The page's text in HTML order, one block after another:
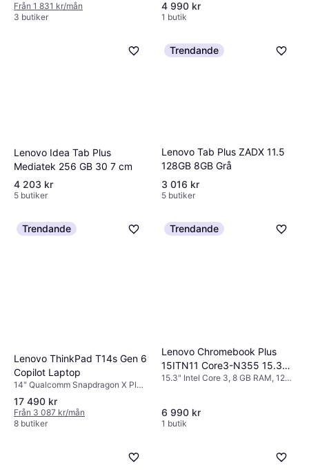
Från 1 831 kr/mån
3 butiker
4 990 kr
1 butik
Lenovo Idea Tab Plus
Mediatek 256 GB 30 7 cm
4 203 kr
5 butiker
Trendande
Lenovo Tab Plus ZADX 11.5
128GB 8GB Grå
3 016 kr
5 butiker
Trendande
Lenovo ThinkPad T14s Gen 6
Copilot Laptop
14" Qualcomm Snapdragon X Plus,
3.4 GHz, 16 GB RAM, 512 GB SSD
17 490 kr
Från 3 087 kr/mån
8 butiker
Trendande
Lenovo Chromebook Plus
15ITN11 Core3-N355 15.3
Inch Bärbar Dator
15.3" Intel Core 3, 8 GB RAM, 128
6 990 kr
1 butik